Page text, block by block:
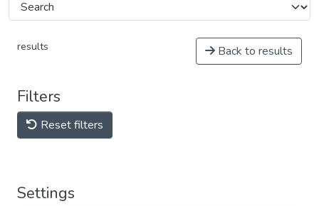
results Back to results
Filters
Reset filters
Settings